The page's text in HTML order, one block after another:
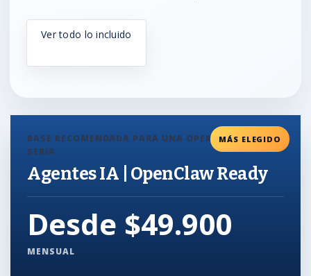
Ver todo lo incluido
MÁS ELEGIDO
BASE RECOMENDADA PARA UNA OPERACIÓN INICIAL
SERIA
Agentes IA | OpenClaw Ready
Desde $49.900
MENSUAL